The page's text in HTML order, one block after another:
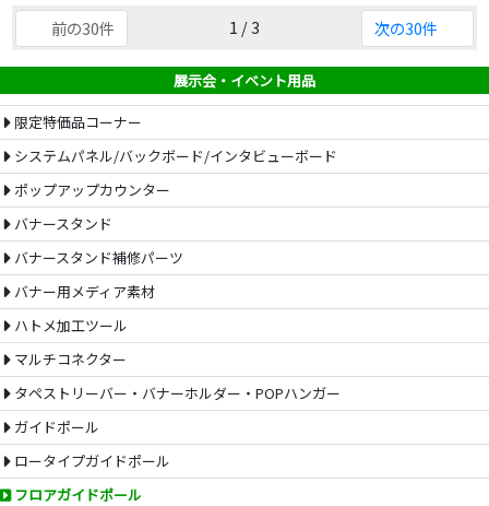
前の30件 1 / 3 次の30件
展示会・イベント用品
限定特価品コーナー
システムパネル/バックボード/インタビューボード
ポップアップカウンター
バナースタンド
バナースタンド補修パーツ
バナー用メディア素材
ハトメ加工ツール
マルチコネクター
タペストリーバー・バナーホルダー・POPハンガー
ガイドポール
ロータイプガイドポール
フロアガイドポール